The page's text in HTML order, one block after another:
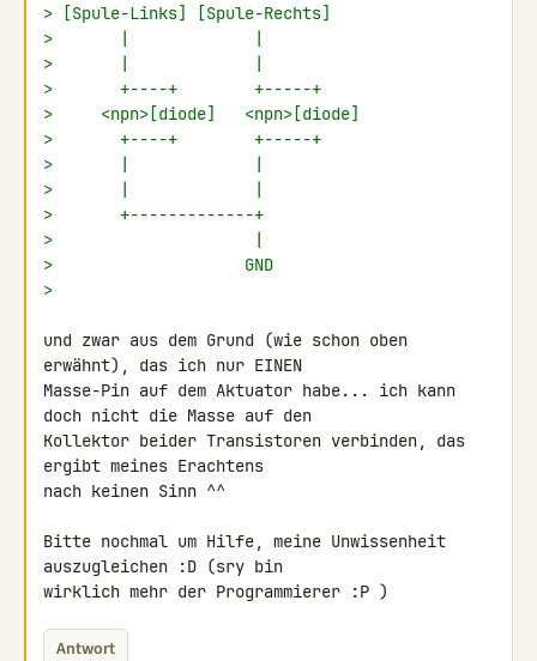
> [Spule-Links] [Spule-Rechts]
>       |             |
>       |             |
>       +----+        +-----+
>     <npn>[diode]   <npn>[diode]
>       +----+        +-----+
>       |             |
>       |             |
>       +-------------+
>                     |
>                    GND
>
und zwar aus dem Grund (wie schon oben
erwähnt), das ich nur EINEN
Masse-Pin auf dem Aktuator habe... ich kann
doch nicht die Masse auf den
Kollektor beider Transistoren verbinden, das
ergibt meines Erachtens
nach keinen Sinn ^^
Bitte nochmal um Hilfe, meine Unwissenheit
auszugleichen :D (sry bin
wirklich mehr der Programmierer :P )
Antwort